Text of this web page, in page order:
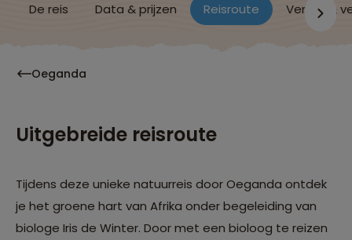
De reis Data & prijzen Reisroute Verblijf &
Oeganda
Uitgebreide reisroute
Tijdens deze unieke natuurreis door Oeganda ontdek
je het groene hart van Afrika onder begeleiding van
biologe Iris de Winter. Door met een bioloog te reizen